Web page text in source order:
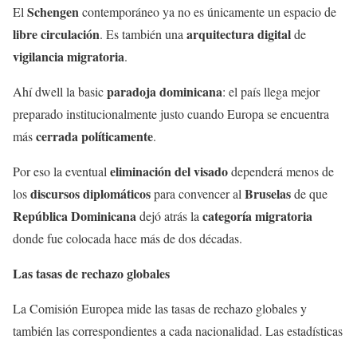
ElSchengencontemporáneo ya no es únicamente un espacio de
libre circulación. Es también unaarquitectura digitalde
vigilancia migratoria.
Ahí dwell la basicparadoja dominicana: el país llega mejor
preparado institucionalmente justo cuando Europa se encuentra
máscerrada políticamente.
Por eso la eventualeliminación del visadodependerá menos de
losdiscursos diplomáticospara convencer alBruselasde que
República Dominicanadejó atrás lacategoría migratoria
donde fue colocada hace más de dos décadas.
Las tasas de rechazo globales
La Comisión Europea mide las tasas de rechazo globales y
también las correspondientes a cada nacionalidad. Las estadísticas